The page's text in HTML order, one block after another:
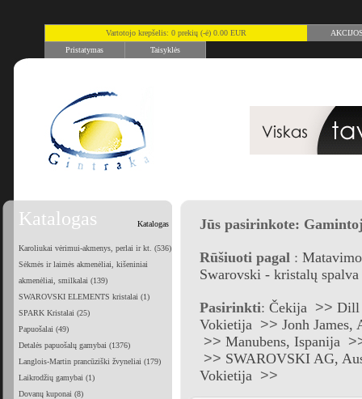
Vartotojo krepšelis: 0 prekių (-ė) 0.00 EUR
Pristatymas
Taisyklės
Katalogas Katalogas
Karoliukai vėrimui-akmenys, perlai ir kt. (536)
Sėkmės ir laimės akmenėliai, kišeniniai
akmenėliai, smilkalai (139)
SWAROVSKI ELEMENTS kristalai (1)
SPARK Kristalai (25)
Papuošalai (49)
Detalės papuošalų gamybai (1376)
Langlois-Martin prancūziški žvyneliai (179)
Laikrodžių gamybai (1)
Dovanų kuponai (8)
Jūs pasirinkote:
Rūšiuoti pagal :
Swarovski - kristalų spalva
Pasirinkti: Čekija >> Dill
Vokietija >> Jonh James,
>> Manubens, Ispanija
>> SWAROVSKI AG,
Vokietija >>